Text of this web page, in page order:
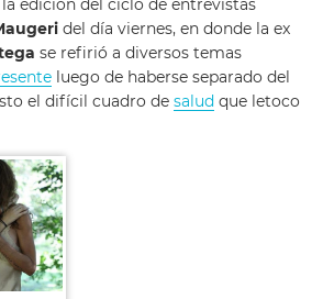
edición del ciclo de entrevistas
del día viernes, en donde la ex
se refirió a diversos temas
luego de haberse separado del
el difícil cuadro de salud que letoco